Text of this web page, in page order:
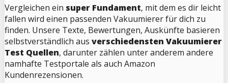
Vergleichen ein super Fundament, mit dem es dir leicht
fallen wird einen passenden Vakuumierer für dich zu
finden. Unsere Texte, Bewertungen, Auskünfte basieren
selbstverständlich aus verschiedensten Vakuumierer
Test Quellen, darunter zählen unter anderem andere
namhafte Testportale als auch Amazon
Kundenrezensionen.